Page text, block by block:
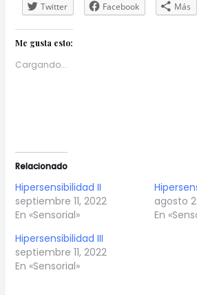
Twitter Facebook Más
Me gusta esto:
Cargando...
Relacionado
Hipersensibilidad II
septiembre 11, 2022
En «Sensorial»
agosto
En
Hipersensibilidad III
septiembre 11, 2022
En «Sensorial»